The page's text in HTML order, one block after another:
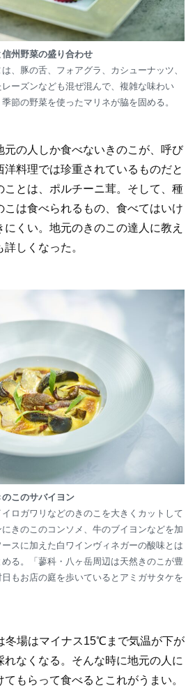
州野菜の盛り合わせ
、豚の舌、フォアグラ、カシューナッツ、
ーズンなども混ぜ混んで、複雑な味わい
節の野菜を使ったマリネが脇を固める。
元の人しか食べないきのこが、呼び
料理では珍重されているものだと
ことは、ポルチーニ茸。そして、種
こは食べられるもの、食べてはいけ
くい。地元のきのこの達人に教え
しくなった。
このサバイヨン
ロガワリなどのきのこを大きくカットして
きのこのコンソメ、牛のブイヨンなどを加
スに加えた白ワインヴィネガーの酸味とは
る。「蓼科・八ヶ岳周辺は天然きのこが豊
もお店の庭を歩いているとアミガサタケを
冬場はマイナス15℃まで気温が下が
れなくなる。そんな時に地元の人に
もらって食べるとこれがうまい。